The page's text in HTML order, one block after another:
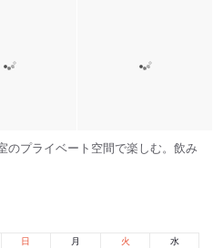
のプライベート空間で楽しむ。飲み
日 月 火 水